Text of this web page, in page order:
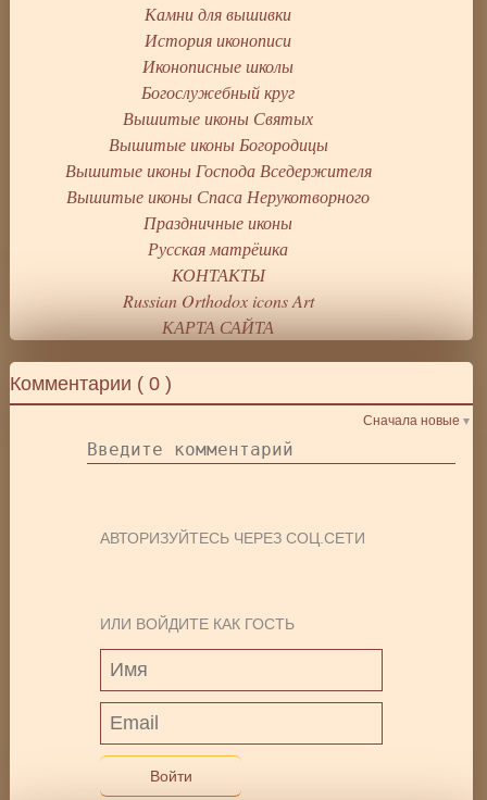
Комментарии (0 )
Сначала новые
АВТОРИЗУЙТЕСЬ ЧЕРЕЗ СОЦ.СЕТИ
ИЛИ ВОЙДИТЕ КАК ГОСТЬ
Войти
Камни для вышивки
История иконописи
Иконописные школы
Богослужебный круг
Вышитые иконы Святых
Вышитые иконы Богородицы
Вышитые иконы Господа Вседержителя
Вышитые иконы Спаса Нерукотворного
Праздничные иконы
Русская матрёшка
КОНТАКТЫ
Russian Orthodox icons Art
КАРТА САЙТА